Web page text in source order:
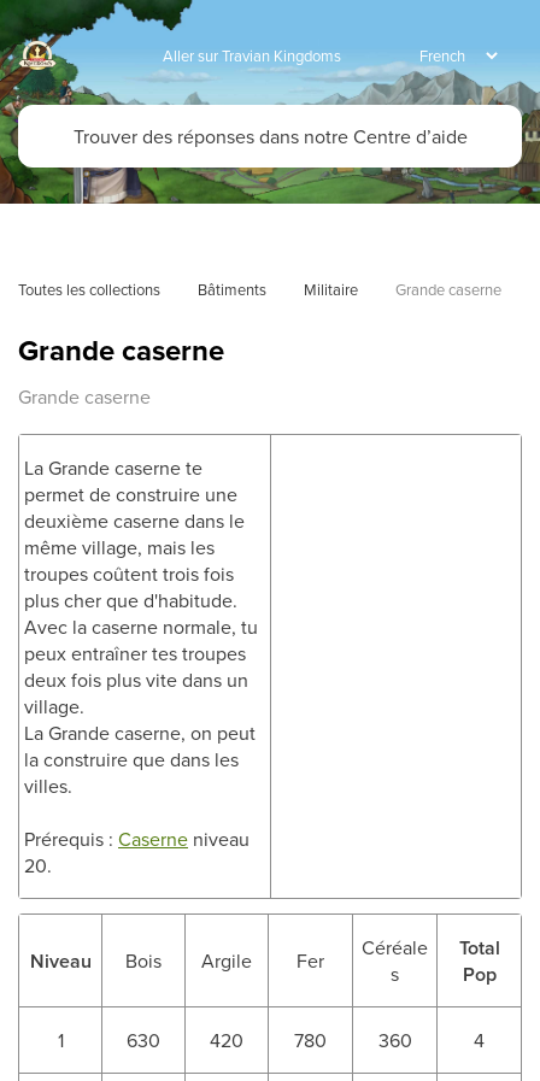
Aller sur Travian Kingdoms
Toutes les collections Bâtiments Militaire Grande caserne
Grande caserne
Grande caserne
La Grande caserne te
permet de construire une
deuxième caserne dans le
même village, mais les
troupes coûtent trois fois
plus cher que d'habitude.
Avec la caserne normale, tu
peux entraîner tes troupes
deux fois plus vite dans un
village.
La Grande caserne, on peut
la construire que dans les
villes.
Prérequis : Caserne niveau
20.
Niveau Bois Argile Fer
Céréale
s
Total
Pop
1 630 420 780 360 4